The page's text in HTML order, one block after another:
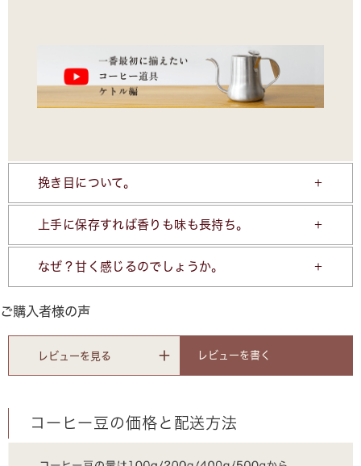
挽き目について。
上手に保存すれば香りも味も長持ち。
なぜ？甘く感じるのでしょうか。
ご購入者様の声
レビューを見る レビューを書く
コーヒー豆の価格と配送方法